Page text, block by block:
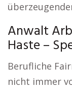
Anwalt
Haste –
Berufliche
nicht immer